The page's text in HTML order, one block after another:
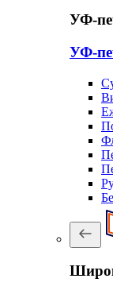
УФ-
УФ-